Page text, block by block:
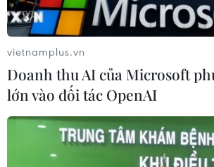
vietnamplus.vn
Doanh thu AI của Microsoft
lớn vào đối tác OpenAI